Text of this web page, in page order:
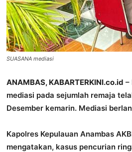
SUASANA mediasi
ANAMBAS, KABARTERKINI.co.id –
mediasi pada sejumlah remaja
Desember kemarin. Mediasi
Kapolres Kepulauan Anambas
mengatakan, kasus pencurian